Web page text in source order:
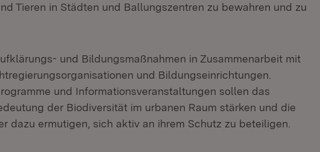
Tieren in Städten und Ballungszentren zu bewahren und zu
und Bildungsmaßnahmen in Zusammenarbeit mit
und Bildungseinrichtungen.
und Informationsveranstaltungen sollen das
der Biodiversität im urbanen Raum stärken und die
dazu ermutigen, sich aktiv an ihrem Schutz zu beteiligen.